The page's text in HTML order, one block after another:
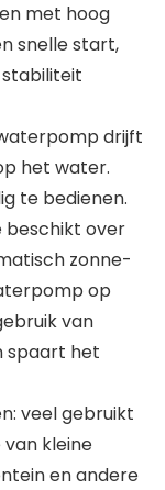
met hoog
snelle start,
drijft
het water.
te bedienen.
beschikt over
zonne-
op
van
spaart het
veel gebruikt
kleine
en andere